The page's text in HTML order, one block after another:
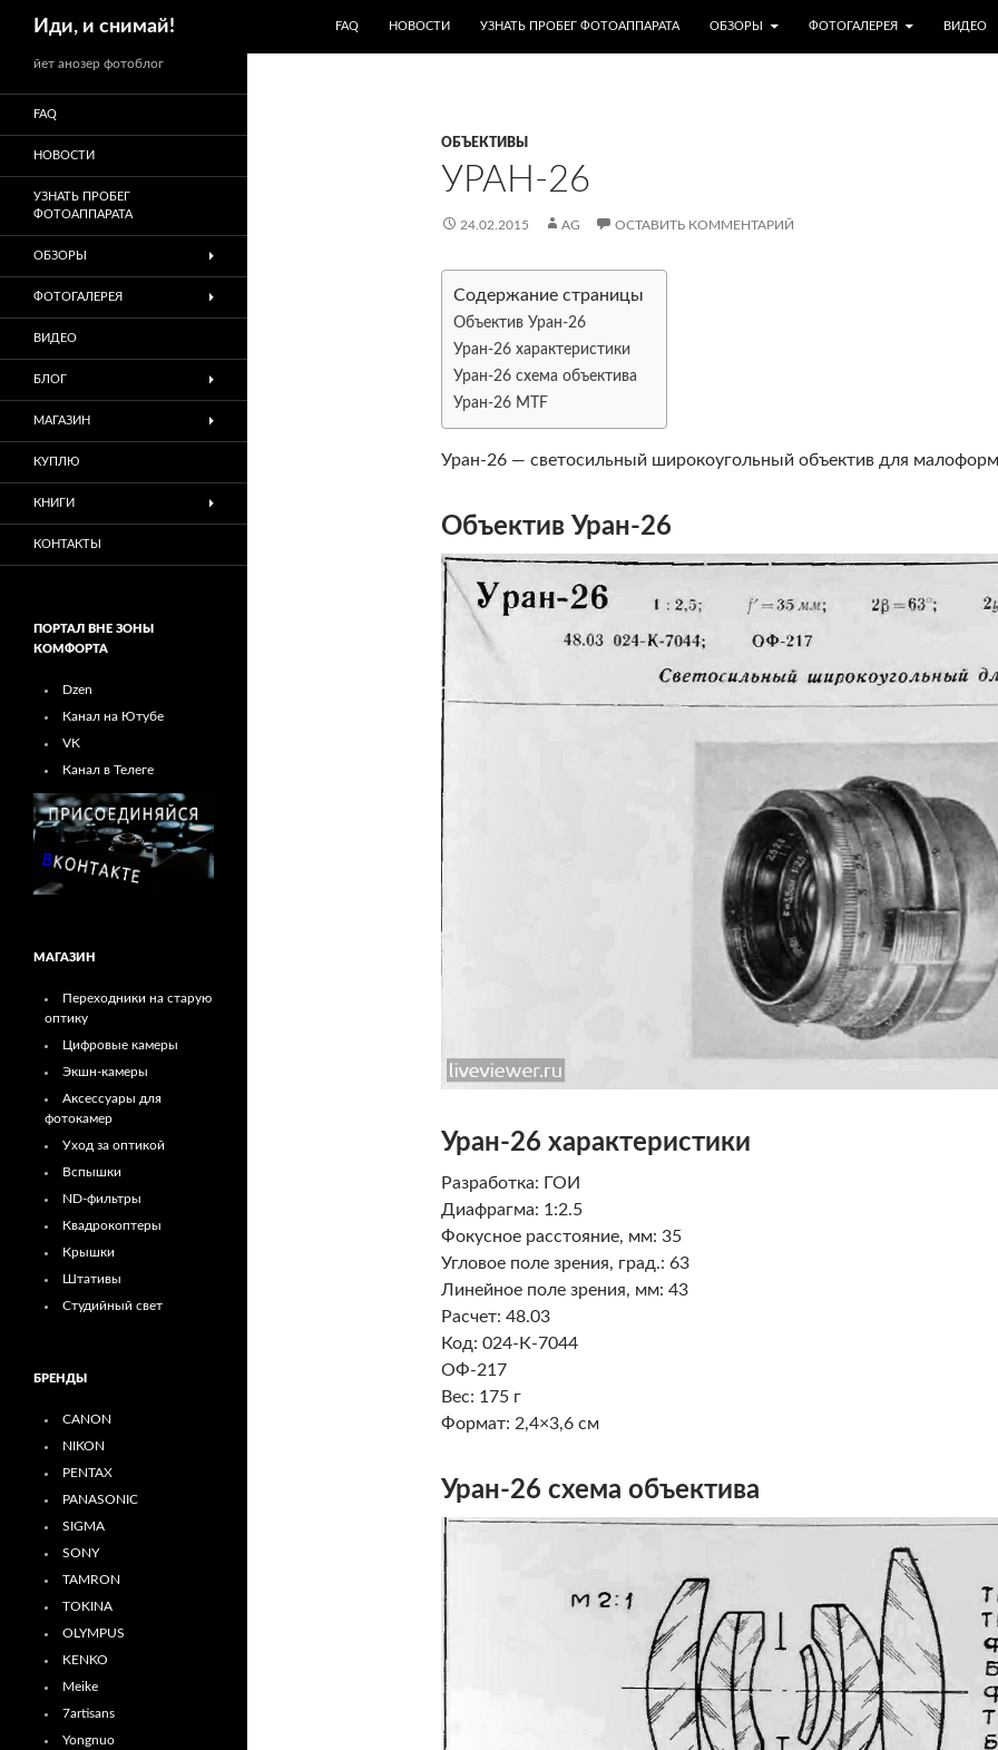
Иди, и снимай!
FAQ
НОВОСТИ УЗНАТЬ ПРОБЕГ ФОТОАППАРАТА ОБЗОРЫ ФОТОГАЛЕРЕЯ ВИДЕО
ОБЪЕКТИВЫ
УРАН-26
24.02.2015 AG ОСТАВИТЬ КОММЕНТАРИЙ
Содержание страницы
Объектив Уран-26
Уран-26 характеристики
Уран-26 схема объектива
Уран-26 MTF
Уран-26 — светосильный широкоугольный объектив для
Объектив Уран-26
Уран-26 характеристики
Разработка: ГОИ
Диафрагма: 1:2.5
Фокусное расстояние, мм: 35
Угловое поле зрения, град.: 63
Линейное поле зрения, мм: 43
Расчет: 48.03
Код: 024-К-7044
ОФ-217
Вес: 175 г
Формат: 2,4×3,6 см
Уран-26 схема объектива
йет анозер фотоблог
FAQ
НОВОСТИ
УЗНАТЬ ПРОБЕГ
ФОТОАППАРАТА
ОБЗОРЫ
ФОТОГАЛЕРЕЯ
ВИДЕО
БЛОГ
МАГАЗИН
КУПЛЮ
КНИГИ
КОНТАКТЫ
ПОРТАЛ ВНЕ ЗОНЫ
КОМФОРТА
Dzen
Канал на Ютубе
VK
Канал в Телеге
МАГАЗИН
Переходники на старую
оптику
Цифровые камеры
Экшн-камеры
Аксессуары для
фотокамер
Уход за оптикой
Вспышки
ND-фильтры
Квадрокоптеры
Крышки
Штативы
Студийный свет
БРЕНДЫ
CANON
NIKON
PENTAX
PANASONIC
SIGMA
SONY
TAMRON
TOKINA
OLYMPUS
KENKO
Meike
7artisans
Yongnuo